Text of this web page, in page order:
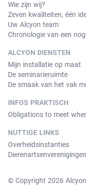
Wie zijn wij?
Zeven kwaliteiten, één
Uw Alcyon team
Chronologie van een
ALCYON DIENSTEN
Mijn installatie op maat
De seminarieruimte
De smaak van het vak
INFOS PRAKTISCH
Obligations to meet
NUTTIGE LINKS
Overheidsinstanties
Dierenartsenverenigingen
© Copyright 2026